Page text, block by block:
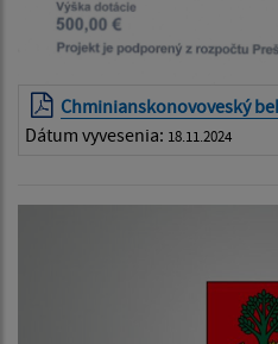
Chminianskonovoveský
Dátum vyvesenia: 18.11.2024